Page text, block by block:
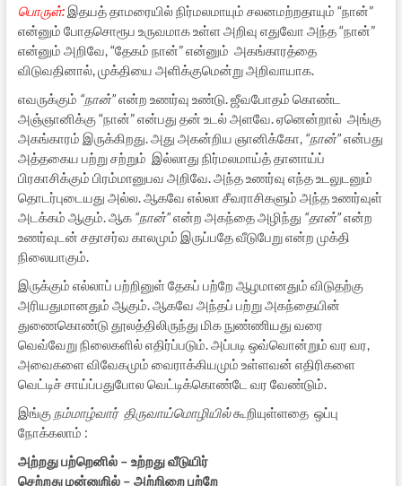
பொருள்:இதயத் தாமரையில் நிர்மலமாயும் சலனமற்றதாயும் “நான்”
என்னும் போதசொரூப உருவமாக உள்ள அறிவு எதுவோ அந்த “நான்”
என்னும் அறிவே, “தேகம் நான்” என்னும் அகங்காரத்தை
விடுவதினால், முக்தியை அளிக்குமென்று அறிவாயாக.
எவருக்கும் “நான்”என்ற உணர்வு உண்டு. ஜீவபோதம் கொண்ட
அஞ்ஞானிக்கு “நான்” என்பது தன் உடல் அளவே. ஏனென்றால் அங்கு
அகங்காரம் இருக்கிறது. அது அகன்றிய ஞானிக்கோ, “நான்”என்பது
அத்தகைய பற்று சற்றும் இல்லாது நிர்மலமாய்த் தானாய்ப்
பிரகாசிக்கும் பிரம்மானுபவ அறிவே. அந்த உணர்வு எந்த உடலுடனும்
தொடர்புடையது அல்ல. ஆகவே எல்லா சீவராசிகளும் அந்த உணர்வுள்
அடக்கம் ஆகும். ஆக “நான்”என்ற அகந்தை அழிந்து “தான்”என்ற
உணர்வுடன் சதாசர்வ காலமும் இருப்பதே வீடுபேறு என்ற முக்தி
நிலையாகும்.
இருக்கும் எல்லாப் பற்றினுள் தேகப் பற்றே ஆழமானதும் விடுதற்கு
அரியதுமானதும் ஆகும். ஆகவே அந்தப் பற்று அகந்தையின்
துணைகொண்டு தூலத்திலிருந்து மிக நுண்ணியது வரை
வெவ்வேறு நிலைகளில் எதிர்ப்படும். அப்படி ஒவ்வொன்றும் வர வர,
அவைகளை விவேகமும் வைராக்கியமும் உள்ளவன் எதிரிகளை
வெட்டிச் சாய்ப்பதுபோல வெட்டிக்கொண்டே வர வேண்டும்.
இங்கு நம்மாழ்வார் திருவாய்மொழியில்கூறியுள்ளதை ஒப்பு
நோக்கலாம் :
அற்றது பற்றெனில் – உற்றது வீடுயிர்
செற்றது மன்னுறில் – அற்றிறை பற்றே